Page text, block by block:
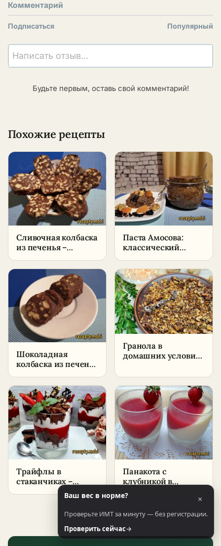
Комментарий
Подписаться Популярный
Написать отзыв...
Будьте первым, оставь свой комментарий!
Похожие рецепты
Сливочная колбаска
из печенья –
в домашних
условиях
Паста Амосова:
классический
и как принимать
Шоколадная
колбаска из печенья
пошаговый рецепт
классический
Гранола в
домашних условиях
завтрак с
клубничным
вареньем
Трайфлы в
стаканчиках –
пошаговый рецепт
Панакота с
клубникой в
домашних условиях
Ваш вес в норме? ×
Проверьте ИМТ за минуту — без регистрации.
Проверить сейчас→